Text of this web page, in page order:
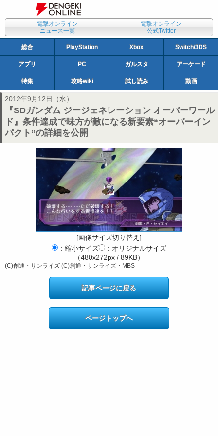
電撃オンライン
ニュース一覧
電撃オンライン
公式Twitter
総合 PlayStation Xbox Switch/3DS
アプリ PC ガルスタ アーケード
特集 攻略wiki 試し読み 動画
2012年9月12日（水）
『SDガンダム ジージェネレーション オーバーワール
ド』条件達成で味方が敵になる新要素“オーバーイン
パクト”の詳細を公開
[画像サイズ切り替え]
：縮小サイズ
：オリジナルサイズ
（480x272px / 89KB）
(C)創通・サンライズ (C)創通・サンライズ・MBS
記事ページに戻る
ページトップへ